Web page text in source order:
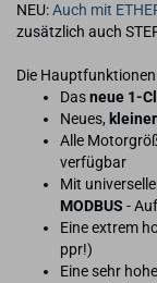
NEU:Auch mit
zusätzlich auch
Die
Dasneue 1-
Neues,
Alle
verfügbar
Mit
MODBUS -
Eine extrem
ppr!)
Eine sehr